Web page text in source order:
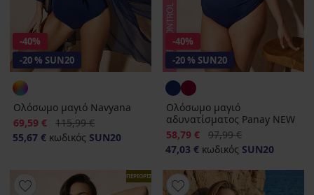
-40%
-20 % SUN20
Ολόσωμο μαγιό Navyana
Έκπτωση
69,59 € Αρχική τιμή
115,99 €
55,67 € κωδικός SUN20
-40%
-20 % SUN20
Ολόσωμο μαγιό
αδυνατίσματος Panay NEW
Έκπτωση
58,79 € Αρχική τιμή
97,99 €
47,03 € κωδικός SUN20
ΠΕΡΙΟΡΙΣΜΕΝΑ